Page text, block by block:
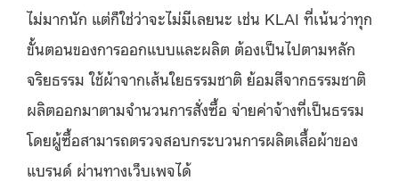
ไม่มากนัก แต่ก็ใช่ว่าจะไม่มีเลยนะ เช่น KLAI ที่เน้นว่าทุก
ขั้นตอนของการออกแบบและผลิต ต้องเป็นไปตามหลัก
จริยธรรม ใช้ผ้าจากเส้นใยธรรมชาติ ย้อมสีจากธรรมชาติ
ผลิตออกมาตามจำนวนการสั่งซื้อ จ่ายค่าจ้างที่เป็นธรรม
โดยผู้ซื้อสามารถตรวจสอบกระบวนการผลิตเสื้อผ้าของ
แบรนด์ ผ่านทางเว็บเพจได้